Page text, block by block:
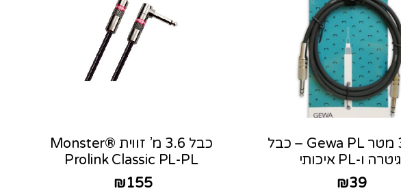
כבל 3 מטר Gewa PL – כבל
גיטרה ו-PL איכותי
₪39
כבל 3.6 מ’ זווית Monster®
Prolink Classic PL-PL
₪155